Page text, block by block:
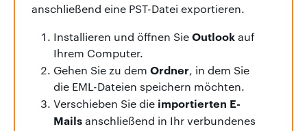
anschließend eine PST-Datei exportieren.
Installieren und öffnen SieOutlookauf
Ihrem Computer.
Gehen Sie zu dem Ordner, in dem Sie
die EML-Dateien speichern möchten.
Verschieben Sie die importierten E-
Mailsanschließend in Ihr verbundenes